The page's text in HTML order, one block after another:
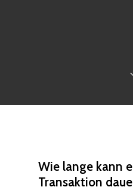
Wie lange kann
Transaktion